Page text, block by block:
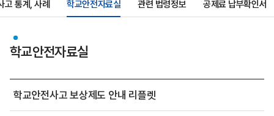
고 통계, 사례 학교안전자료실 관련 법령정보 공제료 납부확인서
학교안전자료실
학교안전사고 보상제도 안내 리플렛